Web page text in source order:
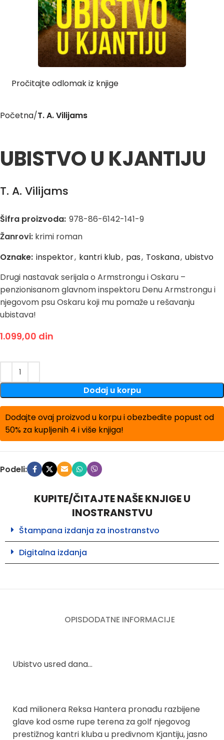
Pročitajte odlomak iz knjige
Početna T. A. Vilijams
UBISTVO U KJANTIJU
T. A. Vilijams
Šifra proizvoda: 978-86-6142-141-9
Žanrovi: krimi roman
Oznake: inspektor, kantri klub, pas, Toskana, ubistvo
Drugi nastavak serijala o Armstrongu i Oskaru –
penzionisanom glavnom inspektoru Denu Armstrongu i
njegovom psu Oskaru koji mu pomaže u rešavanju
ubistava!
1.099,00 din
Dodaj u korpu
Dodajte ovaj proizvod u korpu i obezbedite popust od
50% za kupljenih 4 i više knjiga!
Podeli:
KUPITE/ČITAJTE NAŠE KNJIGE U
INOSTRANSTVU
Štampana izdanja za inostranstvo
Digitalna izdanja
OPISDODATNE INFORMACIJE
Ubistvo usred dana…
Kad milionera Reksa Hantera pronađu razbijene
glave kod osme rupe terena za golf njegovog
prestižnog kantri kluba u predivnom Kjantiju, jasno